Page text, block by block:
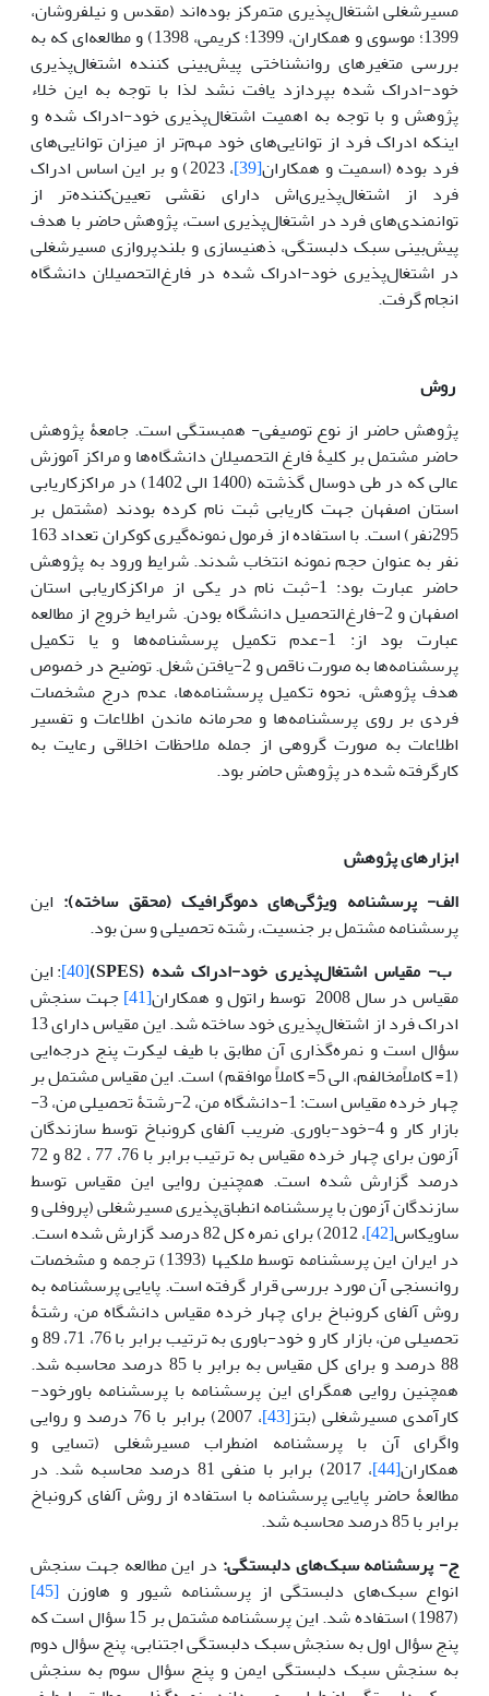
مسیرشغلی اشتغال‌پذیری متمرکز بوده‌اند (مقدس و نیلفروشان،
1399؛ موسوی و همکاران، 1399؛ کریمی، 1398) و مطالعه‌ای که به
بررسی متغیرهای روانشناختی پیش‌بینی کننده اشتغال‌پذیری
خود-ادراک شده بپردازد یافت نشد لذا با توجه به این خلاء
پژوهش و با توجه به اهمیت اشتغال‌پذیری خود-ادراک شده و
اینکه ادراک فرد از توانایی‌های خود مهم‌تر از میزان توانایی‌های
فرد بوده (اسمیت و همکاران[39]
، 2023) و بر این اساس ادراک
فرد از اشتغال‌‌پذیری‌اش دارای نقشی تعیین‌کننده‌تر از
توانمندی‌های فرد در اشتغال‌پذیری است، پژوهش حاضر با هدف
پیش‌بینی سبک دلبستگی، ذهنیسازی و بلندپروازی مسیرشغلی
در اشتغال‌پذیری خود-ادراک شده در فارغ‌التحصیلان دانشگاه
انجام گرفت.
روش
پژوهش حاضر از نوع توصیفی- همبستگی است. جامعۀ پژوهش
حاضر مشتمل بر کلیۀ فارغ التحصیلان دانشگاه‌ها و مراکز آموزش
عالی که در طی دوسال گذشته (1400 الی 1402) در مراکزکاریابی
استان اصفهان جهت کاریابی ثبت نام کرده بودند (مشتمل بر
295نفر) است. با استفاده از فرمول نمونه‌گیری کوکران تعداد 163
نفر به عنوان حجم نمونه انتخاب شدند. شرایط ورود به پژوهش
حاضر عبارت بود: 1-ثبت نام در یکی از مراکزکاریابی استان
اصفهان و 2-فارغ‌التحصیل دانشگاه بودن. شرایط خروج از مطالعه
عبارت بود از: 1-عدم تکمیل پرسشنامه‌ها و یا تکمیل
پرسشنامه‌ها به صورت ناقص و 2-یافتن شغل. توضیح در خصوص
هدف پژوهش، نحوه تکمیل پرسشنامه‌ها، عدم درج مشخصات
فردی بر روی پرسشنامه‌ها و محرمانه ماندن اطلاعات و تفسیر
اطلاعات به صورت گروهی از جمله ملاحظات اخلاقی رعایت به
کارگرفته شده در پژوهش حاضر بود.
ابزارهای پژوهش
الف- پرسشنامه ویژگی‌های دموگرافیک (محقق ساخته): این
پرسشنامه مشتمل بر جنسیت، رشته تحصیلی و سن بود.
ب- مقیاس اشتغال‌پذیری خود-ادراک شده (SPES)
[40]
: این
مقیاس در سال 2008 توسط راتول و همکاران
[41]
جهت سنجش
ادراک فرد از اشتغال‌پذیری خود ساخته شد. این مقیاس دارای 13
سؤال است و نمره‌گذاری آن مطابق با طیف لیکرت پنج درجه‌ایی
(1= کاملاًمخالفم، الی 5= کاملاً موافقم) است. این مقیاس مشتمل بر
چهار خرده مقیاس است: 1-دانشگاه من، 2-رشتۀ تحصیلی من، 3-
بازار کار و 4-خود-باوری. ضریب آلفای کرونباخ توسط سازندگان
آزمون برای چهار خرده مقیاس به ترتیب برابر با 76، 77 ، 82 و 72
درصد گزارش شده است. همچنین روایی این مقیاس توسط
سازندگان آزمون با پرسشنامه انطباق‌پذیری مسیرشغلی (پروفلی و
ساویکاس[42]
، 2012) برای نمره کل 82 درصد گزارش شده است.
در ایران این پرسشنامه توسط ملکیها (1393) ترجمه و مشخصات
روانسنجی آن مورد بررسی قرار گرفته است. پایایی پرسشنامه به
روش آلفای کرونباخ برای چهار خرده مقیاس دانشگاه من، رشتۀ
تحصیلی من، بازار کار و خود-باوری به ترتیب برابر با 76، 71، 89 و
88 درصد و برای کل مقیاس به برابر با 85 درصد محاسبه شد.
همچنین روایی همگرای این پرسشنامه با پرسشنامه باورخود-
کارآمدی مسیرشغلی (بتز[43]
، 2007) برابر با 76 درصد و روایی
واگرای آن با پرسشنامه اضطراب مسیرشغلی (تسایی و
همکاران[44]
، 2017) برابر با منفی 81 درصد محاسبه شد. در
مطالعۀ حاضر پایایی پرسشنامه با استفاده از روش آلفای کرونباخ
برابر با 85 درصد محاسبه شد.
ج- پرسشنامه سبک‌های دلبستگی: در این مطالعه جهت سنجش
انواع سبک‌های دلبستگی از پرسشنامه شیور و هاوزن [45]
(1987) استفاده شد. این پرسشنامه مشتمل بر 15 سؤال است که
پنج سؤال اول به سنجش سبک دلبستگی اجتنابی، پنج سؤال دوم
به سنجش سبک دلبستگی ایمن و پنج سؤال سوم به سنجش